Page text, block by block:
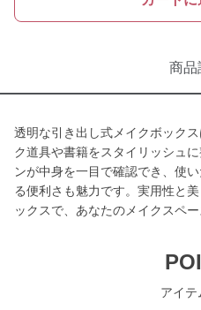
商品
透明な引き出し式メイクボック
ク道具や書籍をスタイリッシュ
ンが中身を一目で確認でき、使
る便利さも魅力です。実用性と
ックスで、あなたのメイクスペ
アイテ